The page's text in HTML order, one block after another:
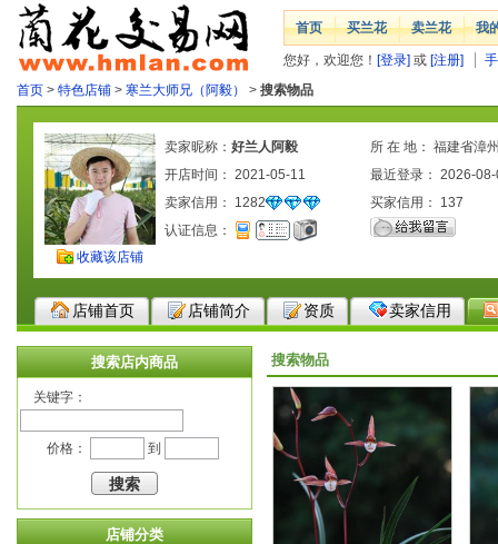
首页 买兰花 卖兰花 我
您好，欢迎您！ [登录] 或 [注册]
首页 > 特色店铺 > 寒兰大师兄（阿毅） > 搜索物品
收藏该店铺
卖家昵称： 好兰人阿毅
所 在 地： 福建省漳
开店时间： 2021-05-11
最近登录： 2026-
卖家信用： 1282 买家信用： 137
认证信息：
店铺首页 店铺简介 资质 卖家信用
搜索店内商品
关键字：
价格： 到
店铺分类
搜索物品